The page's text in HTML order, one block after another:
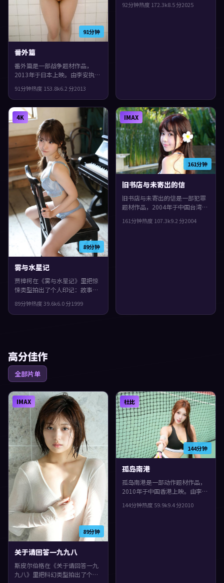
91分钟
番外篇
番外篇是一部战争题材作品，
2013年于日本上映。由李安执
泉等主演。城市空间成为情绪与
悬念的载体，整体完成度较高，
适合喜欢细腻叙事与人物刻画的
观众。
91分钟热度 153.8k6.2 分2013
爱情，镜头语言偏写实，细节里
92分钟热度 172.3k8.5分2025
89分钟
4K
雾与水星记
贾樟柯在《雾与水星记》里把惊
悚类型拍出了个人印记：故事发
面。主演包括孙艺珍、孔刘、梁
朝伟。镜头语言偏写实，细节里
89分钟热度39.6k6.0分1999
161分钟
IMAX
旧书店与未寄出的信
旧书店与未寄出的信是一部犯罪
题材作品，2004年于中国台湾上
菲、袁泉、张曼玉等主演。叙事
161分钟热度 107.3k9.2 分2004
高分佳作
全部片单
89分钟
IMAX
关于请回答一九九八
斯皮尔伯格在《关于请回答一九
九八》里把科幻类型拍出了个人
144分钟
杜比
孤岛南港
孤岛南港是一部动作题材作品，
2010年于中国香港上映。由李安
主演。一场意外把原本平行的人
144分钟热度 59.9k9.4分2010